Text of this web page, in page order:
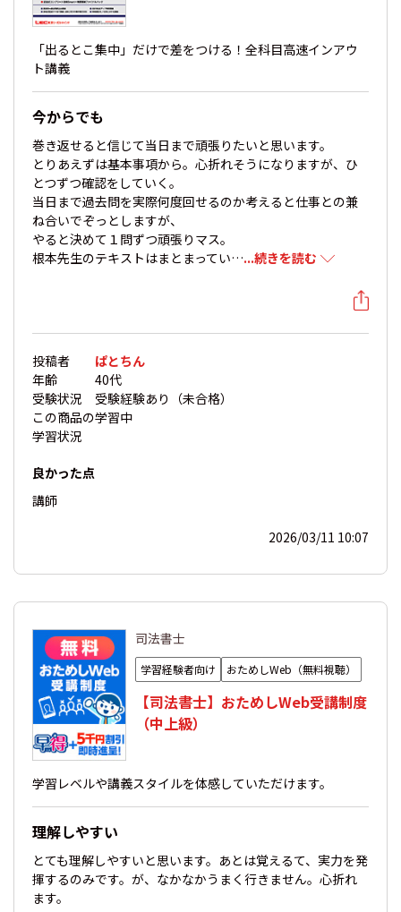
「出るとこ集中」だけで差をつける！全科目高速インアウ
ト講義
今からでも
巻き返せると信じて当日まで頑張りたいと思います。
とりあえずは基本事項から。心折れそうになりますが、ひ
とつずつ確認をしていく。
当日まで過去問を実際何度回せるのか考えると仕事との兼
ね合いでぞっとしますが、
やると決めて１問ずつ頑張りマス。
根本先生のテキストはまとまってい…...続きを読む
投稿者
ぱとちん
年齢
40代
受験状況
受験経験あり（未合格）
この商品の
学習状況
学習中
良かった点
講師
2026/03/11 10:07
司法書士
学習経験者向け おためしWeb（無料視聴）
【司法書士】おためしWeb受講制度
（中上級）
学習レベルや講義スタイルを体感していただけます。
理解しやすい
とても理解しやすいと思います。あとは覚えるて、実力を発
揮するのみです。が、なかなかうまく行きません。心折れ
ます。